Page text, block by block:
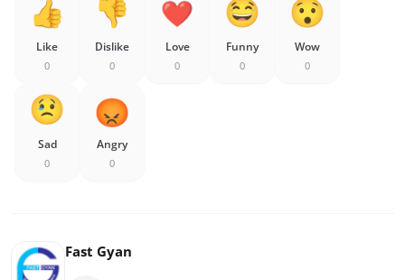
Like
0
Dislike
0
Love
0
Funny
0
Wow
0
Sad
0
Angry
0
Fast Gyan